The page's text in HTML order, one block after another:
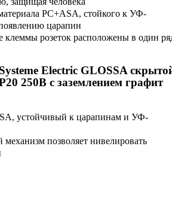
PС+ASA, стойкого к УФ-
царапин
клеммы розеток расположены в один
Electric GLOSSA
250В с заземлением графит
устойчивый к царапинам и УФ-
механизм позволяет нивелировать